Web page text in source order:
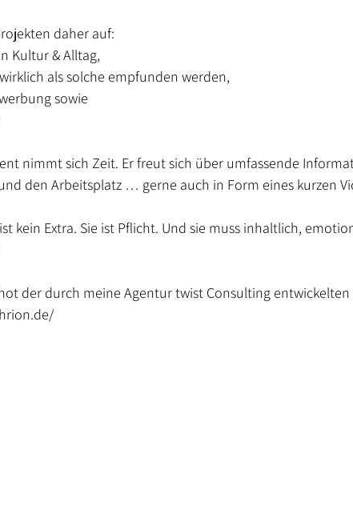
daher auf:
Kultur & Alltag,
als solche empfunden werden,
sowie
nimmt sich Zeit. Er freut sich über umfassende
den Arbeitsplatz … gerne auch in Form eines kurzen
kein Extra. Sie ist Pflicht. Und sie muss inhaltlich,
der durch meine Agentur twist Consulting entwickelten